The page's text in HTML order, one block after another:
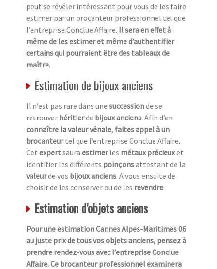
peut se révéler intéressant pour vous de les faire
estimer par un brocanteur professionnel tel que
l’entreprise Conclue Affaire. Il sera en effet à
même de les estimer et même d’authentifier
certains qui pourraient être des tableaux de
maître.
Estimation de bijoux anciens
Il n’est pas rare dans une successionde se
retrouver héritierde bijoux anciens. Afin d’en
connaître la valeur vénale, faites appel à un
brocanteurtel que l’entreprise Conclue Affaire.
Cet expertsaura estimerles métaux précieuxet
identifier les différents poinçonsattestant de la
valeurde vos bijoux anciens. A vous ensuite de
choisir de les conserver ou de les revendre.
Estimation d’objets anciens
Pour une estimation Cannes Alpes-Maritimes 06
au juste prix de tous vos objets anciens, pensez à
prendre rendez-vous avec l’entreprise Conclue
Affaire. Ce brocanteur professionnel examinera